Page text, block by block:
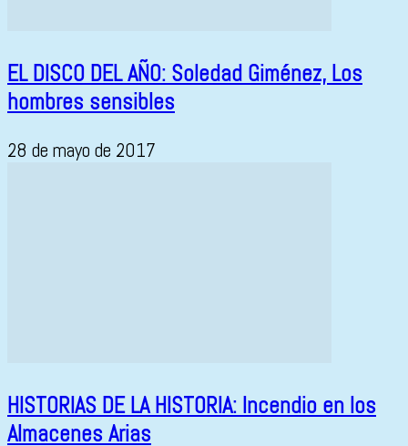
EL DISCO DEL AÑO: Soledad Giménez, Los
hombres sensibles
28 de mayo de 2017
HISTORIAS DE LA HISTORIA: Incendio en los
Almacenes Arias